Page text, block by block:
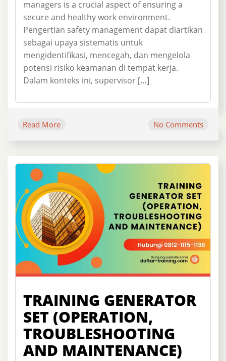
managers is a crucial aspect of ensuring a
secure and healthy work environment.
Pengertian safety management dapat diartikan
sebagai upaya sistematis untuk
mengidentifikasi, mencegah, dan mengelola
potensi risiko keamanan di tempat kerja.
Dalam konteks ini, supervisor […]
Read More No Comments
TRAINING GENERATOR
SET (OPERATION,
TROUBLESHOOTING
AND MAINTENANCE)